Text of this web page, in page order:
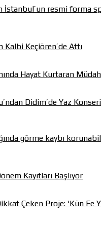
İstanbul’un resmi forma
Kalbi Keçiören’de Attı
Hayat Kurtaran
Didim’de Yaz Konseri
görme kaybı
Kayıtları Başlıyor
Çeken Proje: ‘Kün Fe